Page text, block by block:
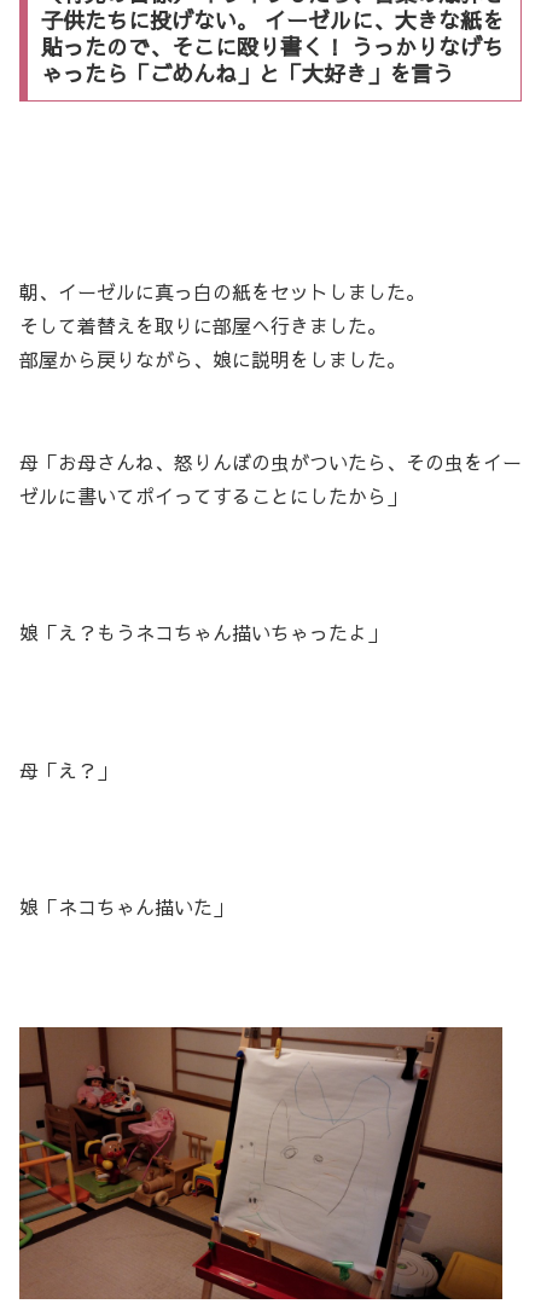
子供たちに投げない。 イーゼルに、大きな紙を
貼ったので、そこに殴り書く！ うっかりなげち
ゃったら「ごめんね」と「大好き」を言う
朝、イーゼルに真っ白の紙をセットしました。
そして着替えを取りに部屋へ行きました。
部屋から戻りながら、娘に説明をしました。
母「お母さんね、怒りんぼの虫がついたら、その虫をイー
ゼルに書いてポイってすることにしたから」
娘「え？もうネコちゃん描いちゃったよ」
母「え？」
娘「ネコちゃん描いた」